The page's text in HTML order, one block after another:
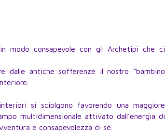
modo consapevole con gli Archetipi che ci
antiche sofferenze il nostro “bambino
si sciolgono favorendo una maggiore
multidimensionale attivato dall’energia di
e consapevolezza di sé.